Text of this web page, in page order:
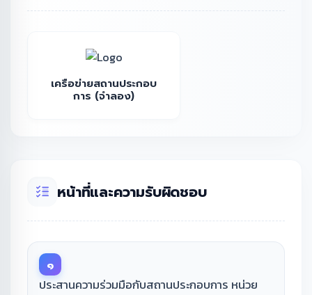
เครือข่ายสถานประกอบ
การ (จำลอง)
หน้าที่และความรับผิดชอบ
๑
ประสานความร่วมมือกับสถานประกอบการ หน่วย